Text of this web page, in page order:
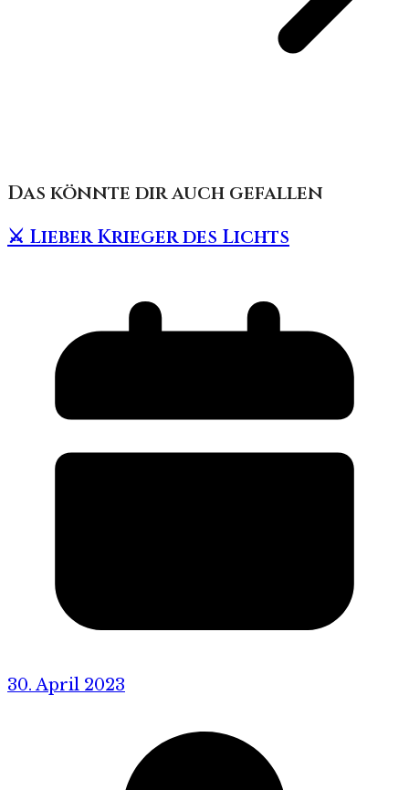
Das könnte dir auch gefallen
⚔️ Lieber Krieger des Lichts
30. April 2023